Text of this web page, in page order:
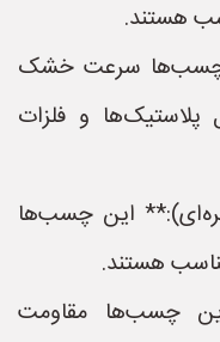
هستند.
چسب‌ها سرعت خشک
پلاستیک‌ها و فلزات
این چسب‌ها
هستند.
چسب‌ها مقاومت